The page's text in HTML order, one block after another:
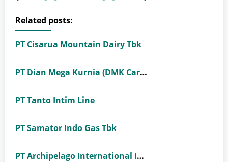
Related posts:
PT Cisarua Mountain Dairy Tbk
PT Dian Mega Kurnia (DMK Cargo)
PT Tanto Intim Line
PT Samator Indo Gas Tbk
PT Archipelago International Indonesia (favehotels)